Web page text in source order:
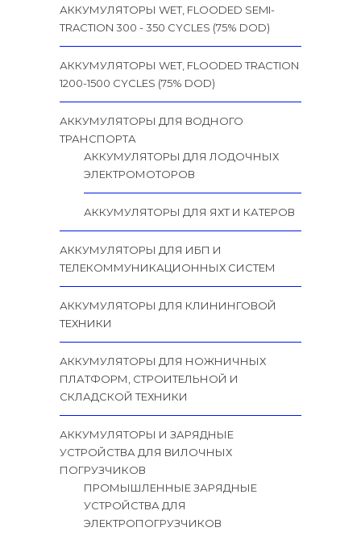
АККУМУЛЯТОРЫ WET, FLOODED SEMI-
TRACTION 300 - 350 CYCLES (75% DOD)
АККУМУЛЯТОРЫ WET, FLOODED TRACTION
1200-1500 CYCLES (75% DOD)
АККУМУЛЯТОРЫ ДЛЯ ВОДНОГО
ТРАНСПОРТА
АККУМУЛЯТОРЫ ДЛЯ ЛОДОЧНЫХ
ЭЛЕКТРОМОТОРОВ
АККУМУЛЯТОРЫ ДЛЯ ЯХТ И КАТЕРОВ
АККУМУЛЯТОРЫ ДЛЯ ИБП И
ТЕЛЕКОММУНИКАЦИОННЫХ СИСТЕМ
АККУМУЛЯТОРЫ ДЛЯ КЛИНИНГОВОЙ
ТЕХНИКИ
АККУМУЛЯТОРЫ ДЛЯ НОЖНИЧНЫХ
ПЛАТФОРМ, СТРОИТЕЛЬНОЙ И
СКЛАДСКОЙ ТЕХНИКИ
АККУМУЛЯТОРЫ И ЗАРЯДНЫЕ
УСТРОЙСТВА ДЛЯ ВИЛОЧНЫХ
ПОГРУЗЧИКОВ
ПРОМЫШЛЕННЫЕ ЗАРЯДНЫЕ
УСТРОЙСТВА ДЛЯ
ЭЛЕКТРОПОГРУЗЧИКОВ